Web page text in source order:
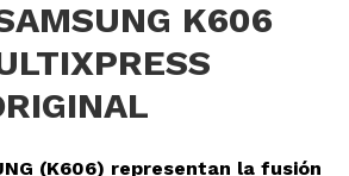
K606
(K606) representan la fusión